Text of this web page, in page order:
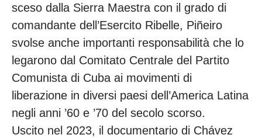
sceso dalla Sierra Maestra con il grado di
comandante dell’Esercito Ribelle, Piñeiro
svolse anche importanti responsabilità che lo
legarono dal Comitato Centrale del Partito
Comunista di Cuba ai movimenti di
liberazione in diversi paesi dell’America Latina
negli anni ’60 e ’70 del secolo scorso.
Uscito nel 2023, il documentario di Chávez